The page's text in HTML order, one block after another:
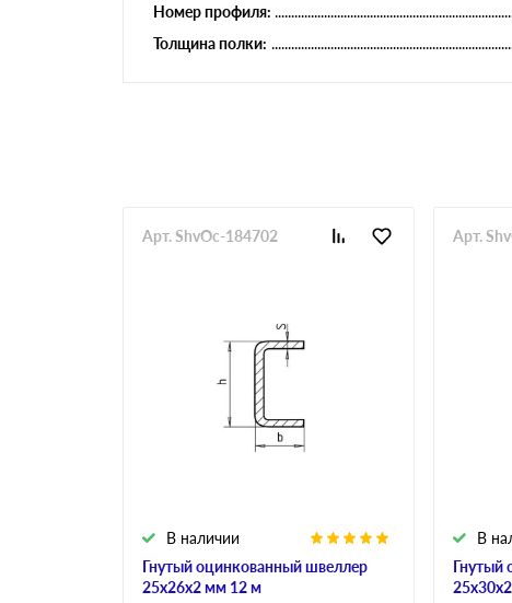
Номер профиля:
Толщина полки:
Гнутый оцинкованный швеллер
25х26х2 мм 12 м
В наличии
Арт. ShvOc-184702
Гнутый
В
Арт.